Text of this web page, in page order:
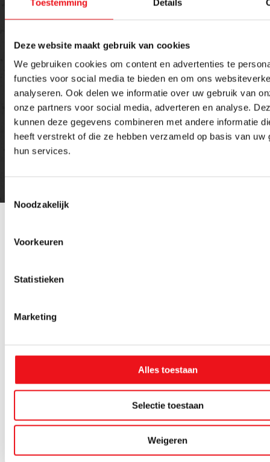
Toestemming Details
Deze website maakt gebruik van cookies
We gebruiken cookies om content en advertenties te
functies voor social media te bieden en om ons
analyseren. Ook delen we informatie over uw gebruik van
onze partners voor social media, adverteren en analyse.
kunnen deze gegevens combineren met andere informatie
heeft verstrekt of die ze hebben verzameld op basis van uw
hun services.
Noodzakelijk
Voorkeuren
Statistieken
Marketing
Alles toestaan
Selectie toestaan
Weigeren
Versturen
Gerelateerde
Scangrip
Scangrip
Accuconnector
Scangrip
Lm